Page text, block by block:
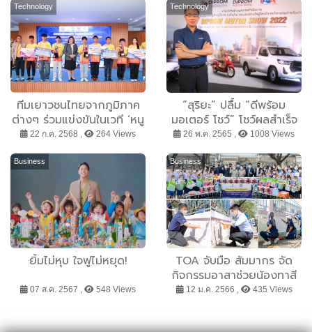
Technology
ทีมเยาวชนไทยจากภูมิภาค
ต่างๆ ร่วมแข่งขันในเวที ‘หนู
น้อยจ้าวเวหา’ ชิงถ้วย
พระราชทานพระบาทสมเด็จ
พระเจ้าอยู่หัว จุดประกาย
เสริมสมรรถนะเยาวชน ด้วย
ปัญญาประดิษฐ์และ
เทคโนโลยีโดรน
22 ก.ค. 2568 , 264 Views
Technology
“สุริยะ” ปลื้ม “ดีพร้อม
มอเตอร์ โชว์” โชว์ผลสำเร็จ
เกินคาด เดินหน้าดันอุตสาห
กรรมไมซ์ภาคเหนือ กระตุ้น
เศรษฐกิจภูมิภาค
26 พ.ค. 2565 , 1008 Views
Business
ยิ้มไม่หุบ ใจฟูไม่หยุด!
07 ส.ค. 2567 , 548 Views
Business
TOA จับมือ สัมมากร จัด
กิจกรรมอาสาช่วยน้องทาสี
รร.วัดเกิดการอุดม
12 ม.ค. 2566 , 435 Views